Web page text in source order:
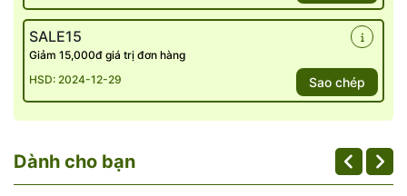
SALE15
Giảm 15,000đ giá trị đơn hàng
HSD: 2024-12-29
Sao chép
Dành cho bạn